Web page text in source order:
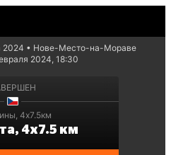
2024
Нове-Место-на-Мораве
2024, 18:30
4x7.5км
4x7.5 км